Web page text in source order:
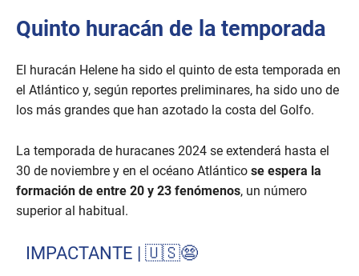
Quinto huracán de la temporada
El huracán Helene ha sido el quinto de esta temporada en
el Atlántico y, según reportes preliminares, ha sido uno de
los más grandes que han azotado la costa del Golfo.
La temporada de huracanes 2024 se extenderá hasta el
30 de noviembre y en el océano Atlántico se espera la
formación de entre 20 y 23 fenómenos, un número
superior al habitual.
IMPACTANTE | 🇺🇸😨